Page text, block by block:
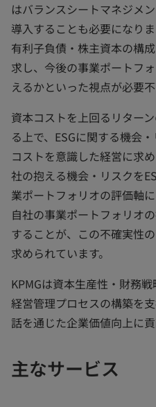
はバランスシートマネジメ
導入することも必要になり
有利子負債・株主資本の構
求し、今後の事業ポートフ
えるかといった視点が必要不
資本コストを上回るリター
る上で、ESGに関する機会
コストを意識した経営に求
社の抱える機会・リスクを
業ポートフォリオの評価軸
自社の事業ポートフォリオ
することが、この不確実性
求められています。
KPMGは資本生産性・財務
経営管理プロセスの構築を
話を通じた企業価値向上に貢
主なサービス